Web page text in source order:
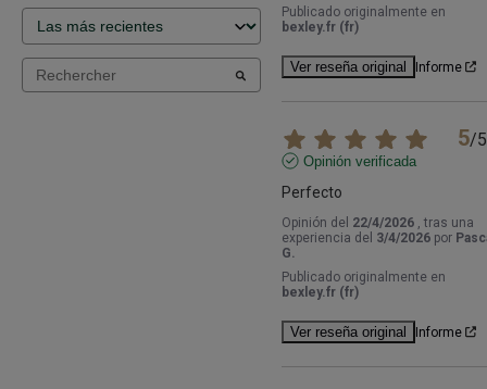
Publicado originalmente en
bexley.fr (fr)
Ver reseña original Informe
5/5
Opinión verificada
Perfecto
Opinión del 22/4/2026 , tras una
experiencia del 3/4/2026 por
G.
Publicado originalmente en
bexley.fr (fr)
Ver reseña original Informe